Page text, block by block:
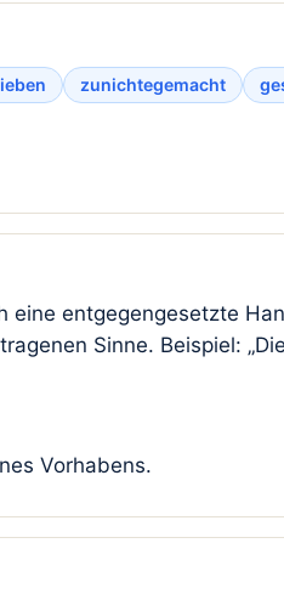
zunichtegemacht
entgegengesetzte
Sinne. Beispiel:
Vorhabens.